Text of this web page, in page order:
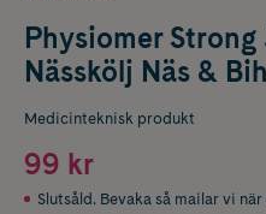
Physiomer
Nässkölj Näs &
Medicinteknisk produkt
99 kr
Slutsåld. Bevaka så mailar vi